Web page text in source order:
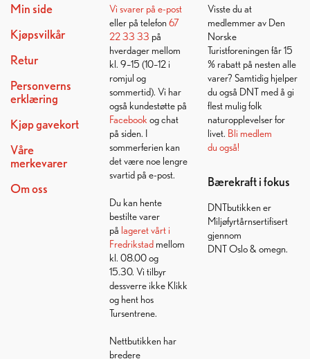
Min side
Kjøpsvilkår
Retur
Personverns
erklæring
Kjøp gavekort
Våre
merkevarer
Om oss
Vi svarer på e-post
eller på telefon 67
22 33 33 på
hverdager mellom
kl. 9–15 (10–12 i
romjul og
sommertid). Vi har
også kundestøtte på
Facebook og chat
på siden. I
sommerferien kan
det være noe lengre
svartid på e-post.
Du kan hente
bestilte varer
på lageret vårt i
Fredrikstadmellom
kl. 08.00 og
15.30. Vi tilbyr
dessverre ikke Klikk
og hent hos
Tursentrene.
Nettbutikken har
bredere
Visste du at
medlemmer av Den
Norske
Turistforeningen får 15
% rabatt på nesten alle
varer? Samtidig hjelper
du også DNT med å gi
flest mulig folk
naturopplevelser for
livet. Bli medlem
du også!
Bærekraft i fokus
DNTbutikken er
Miljøfyrtårnsertifisert
gjennom
DNT Oslo & omegn.